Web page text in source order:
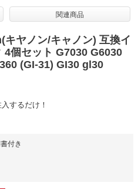
関連商品
ヤノン/キャノン) 互換イ
4個セット G7030 G6030
(GI-31) GI30 gl30
するだけ！
付き